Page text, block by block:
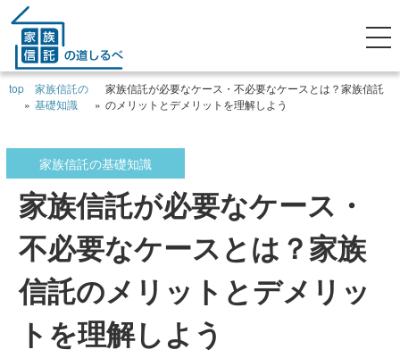
top
»
家族信託の
基礎知識
»
家族信託が必要なケース・不必要なケースとは？家族信託
のメリットとデメリットを理解しよう
家族信託の基礎知識
家族信託が必要なケース・
不必要なケースとは？家族
信託のメリットとデメリッ
トを理解しよう